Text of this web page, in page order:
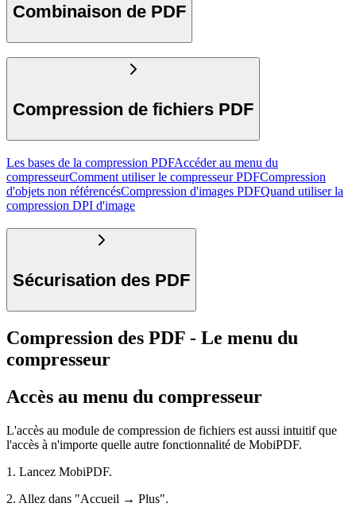
Combinaison de PDF
Compression de fichiers PDF
Les bases de la compression PDFAccéder au menu du
compresseurComment utiliser le compresseur PDFCompression
d'objets non référencésCompression d'images PDFQuand utiliser la
compression DPI d'image
Sécurisation des PDF
Compression des PDF - Le menu du
compresseur
Accès au menu du compresseur
L'accès au module de compression de fichiers est aussi intuitif que
l'accès à n'importe quelle autre fonctionnalité de MobiPDF.
1. Lancez MobiPDF.
2. Allez dans "Accueil → Plus".